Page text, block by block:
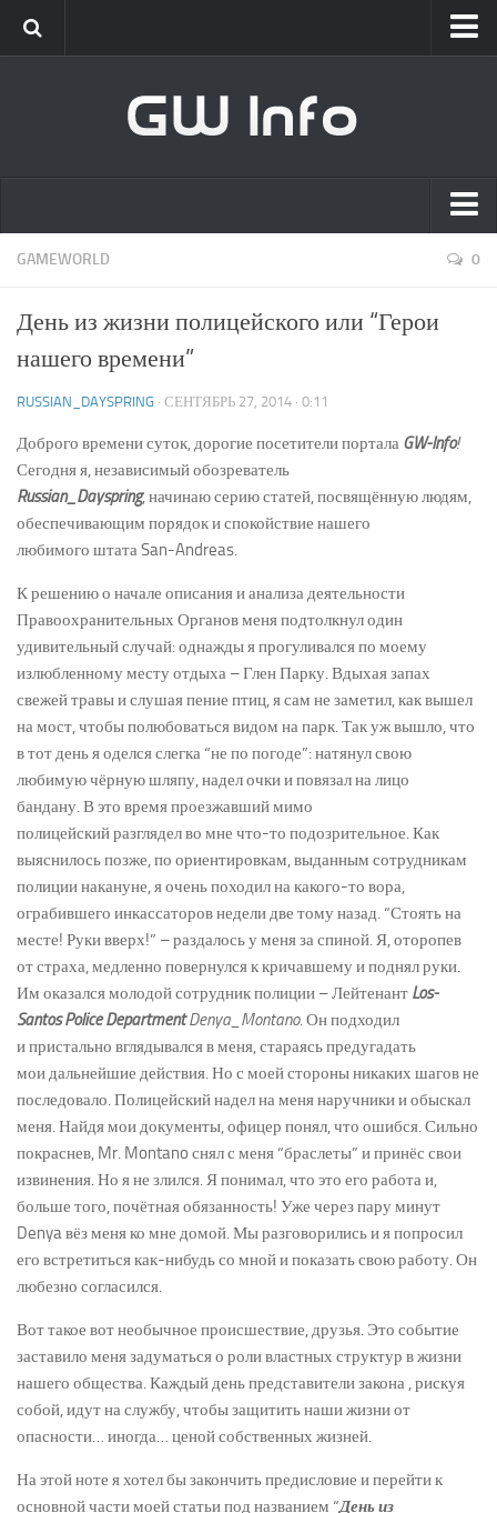
Новости
Интервью
[GW] Info
Live
Новости
Активность
Главная
Вакансии
GAMEWORLD 0
День из жизни полицейского или “Герои
нашего времени”
RUSSIAN_DAYSPRING · СЕНТЯБРЬ 27, 2014 · 0:11
Доброго времени суток, дорогие посетители портала GW-Info!
Сегодня я, независимый обозреватель
Russian_Dayspring, начинаю серию статей, посвящённую людям,
обеспечивающим порядок и спокойствие нашего
любимого штата San-Andreas.
К решению о начале описания и анализа деятельности
Правоохранительных Органов меня подтолкнул один
удивительный случай: однажды я прогуливался по моему
излюбленному месту отдыха – Глен Парку. Вдыхая запах
свежей травы и слушая пение птиц, я сам не заметил, как вышел
на мост, чтобы полюбоваться видом на парк. Так уж вышло, что
в тот день я оделся слегка “не по погоде”: натянул свою
любимую чёрную шляпу, надел очки и повязал на лицо
бандану. В это время проезжавший мимо
полицейский разглядел во мне что-то подозрительное. Как
выяснилось позже, по ориентировкам, выданным сотрудникам
полиции накануне, я очень походил на какого-то вора,
ограбившего инкассаторов недели две тому назад. “Стоять на
месте! Руки вверх!” – раздалось у меня за спиной. Я, оторопев
от страха, медленно повернулся к кричавшему и поднял руки.
Им оказался молодой сотрудник полиции – Лейтенант Los-
Santos Police DepartmentDenya_Montano. Он подходил
и пристально вглядывался в меня, стараясь предугадать
мои дальнейшие действия. Но с моей стороны никаких шагов не
последовало. Полицейский надел на меня наручники и обыскал
меня. Найдя мои документы, офицер понял, что ошибся. Сильно
покраснев, Mr. Montano снял с меня “браслеты” и принёс свои
извинения. Но я не злился. Я понимал, что это его работа и,
больше того, почётная обязанность! Уже через пару минут
Denya вёз меня ко мне домой. Мы разговорились и я попросил
его встретиться как-нибудь со мной и показать свою работу. Он
любезно согласился.
Вот такое вот необычное происшествие, друзья. Это событие
заставило меня задуматься о роли властных структур в жизни
нашего общества. Каждый день представители закона , рискуя
собой, идут на службу, чтобы защитить наши жизни от
опасности… иногда… ценой собственных жизней.
На этой ноте я хотел бы закончить предисловие и перейти к
основной части моей статьи под названием “День из